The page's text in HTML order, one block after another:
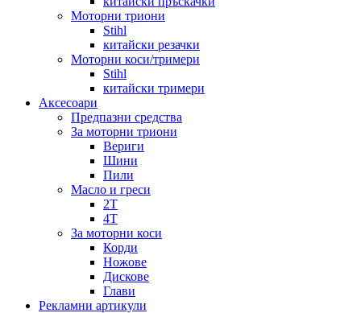
Моторни триони
Stihl
китайски резачки
Моторни коси/тримери
Stihl
китайски тримери
Аксесоари
Предпазни средства
За моторни триони
Вериги
Шини
Пили
Масло и греси
2Т
4Т
За моторни коси
Корди
Ножове
Дискове
Глави
Рекламни артикули